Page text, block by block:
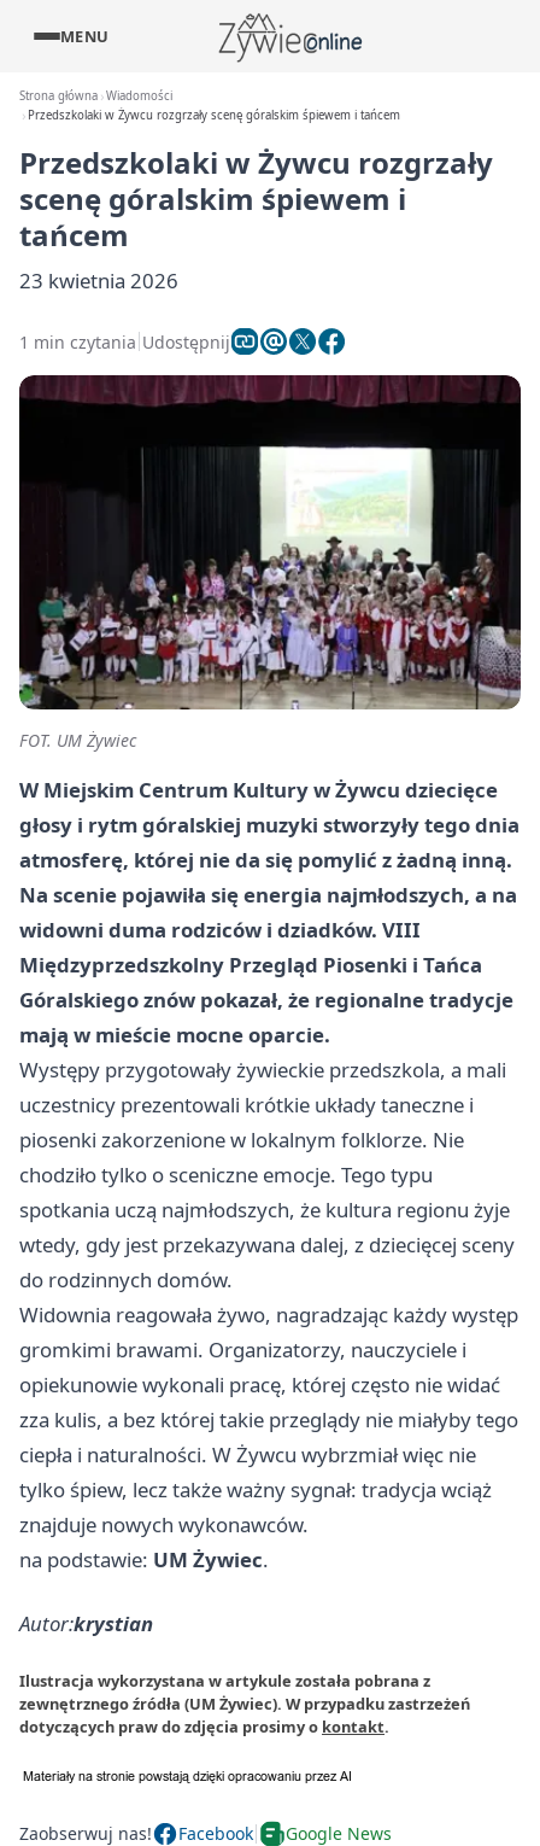
MENU
Strona główna Wiadomości
Przedszkolaki w Żywcu rozgrzały scenę góralskim śpiewem i tańcem
Przedszkolaki w Żywcu rozgrzały
scenę góralskim śpiewem i
tańcem
23 kwietnia 2026
1 min czytania Udostępnij
FOT. UM Żywiec
W Miejskim Centrum Kultury w Żywcu dziecięce
głosy i rytm góralskiej muzyki stworzyły tego dnia
atmosferę, której nie da się pomylić z żadną inną.
Na scenie pojawiła się energia najmłodszych, a na
widowni duma rodziców i dziadków. VIII
Międzyprzedszkolny Przegląd Piosenki i Tańca
Góralskiego znów pokazał, że regionalne tradycje
mają w mieście mocne oparcie.
Występy przygotowały żywieckie przedszkola, a mali
uczestnicy prezentowali krótkie układy taneczne i
piosenki zakorzenione w lokalnym folklorze. Nie
chodziło tylko o sceniczne emocje. Tego typu
spotkania uczą najmłodszych, że kultura regionu żyje
wtedy, gdy jest przekazywana dalej, z dziecięcej sceny
do rodzinnych domów.
Widownia reagowała żywo, nagradzając każdy występ
gromkimi brawami. Organizatorzy, nauczyciele i
opiekunowie wykonali pracę, której często nie widać
zza kulis, a bez której takie przeglądy nie miałyby tego
ciepła i naturalności. W Żywcu wybrzmiał więc nie
tylko śpiew, lecz także ważny sygnał: tradycja wciąż
znajduje nowych wykonawców.
na podstawie: UM Żywiec.
Autor:krystian
Ilustracja wykorzystana w artykule została pobrana z
zewnętrznego źródła (UM Żywiec). W przypadku zastrzeżeń
dotyczących praw do zdjęcia prosimy o kontakt.
Zaobserwuj nas! Facebook Google News